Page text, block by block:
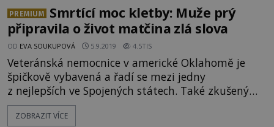
PREMIUM
Smrtící moc kletby: Muže prý
připravila o život matčina zlá slova
OD EVA SOUKUPOVÁ 5.9.2019 4.5TIS
Veteránská nemocnice v americké Oklahomě je
špičkově vybavená a řadí se mezi jedny
z nejlepších ve Spojených státech. Také zkušený
lékařský personál je na velmi vysoké úrovni. Přesto
nad pacientem jménem Finis P. Ernest jen
ZOBRAZIT VÍCE